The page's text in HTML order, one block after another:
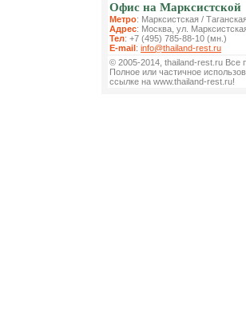
Офис на Марксистской
Метро: Марксистская /
Адрес: Москва, ул.
Тел: +7 (495) 785-88-10 (мн.)
E-mail: info@thailand-rest.ru
© 2005-2014, thailand-rest.ru Все
Полное или частичное
ссылке на www.thailand-rest.ru!